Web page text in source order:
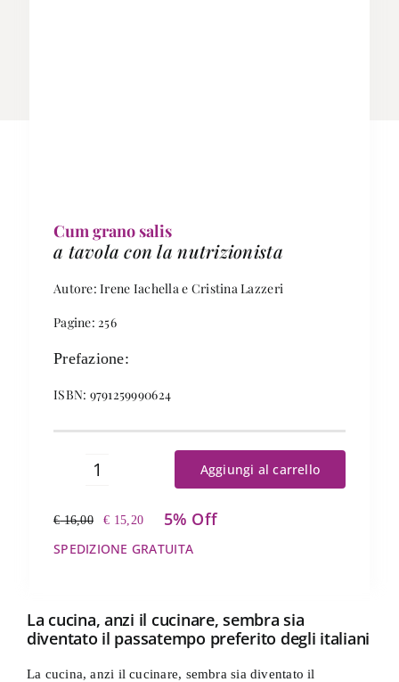
Cum grano salis
a tavola con la nutrizionista
Autore: Irene Iachella e Cristina Lazzeri
Pagine: 256
Prefazione:
ISBN: 9791259990624
Cum
salis
Aggiungi al carrello
€16,00
Il
prezzo
€ 15,20
Il
prezzo
5% Off
SPEDIZIONE GRATUITA
La cucina, anzi il cucinare, sembra sia
diventato il passatempo preferito degli italiani
La cucina, anzi il cucinare, sembra sia diventato il